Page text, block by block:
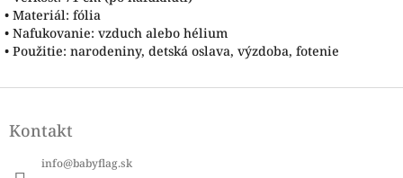
• Materiál: fólia
• Nafukovanie: vzduch alebo hélium
• Použitie: narodeniny, detská oslava, výzdoba, fotenie
Z
pKontakt
info@babyflag.sk